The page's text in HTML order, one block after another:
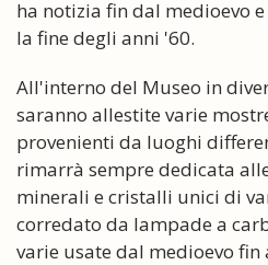
ha notizia fin dal medioevo
la fine degli anni '60.
All'interno del Museo in
saranno allestite varie
provenienti da luoghi
rimarrà sempre dedicata
minerali e cristalli unici di
corredato da lampade a
varie usate dal medioevo